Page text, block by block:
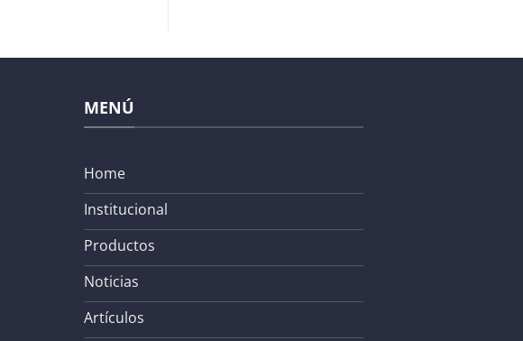
MENÚ
Home
Institucional
Productos
Noticias
Artículos